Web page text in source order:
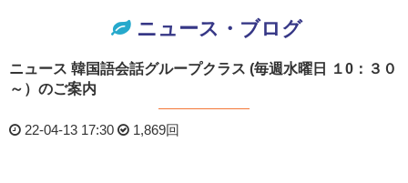
ニュース・ブログ
ニュース 韓国語会話グループクラス (毎週水曜日 １0：３０
～）のご案内
22-04-13 17:30 1,869回